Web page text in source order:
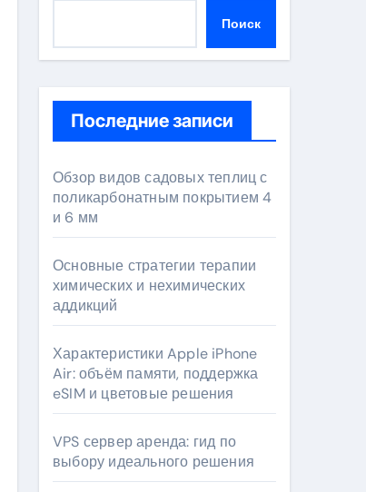
Поиск
Последние записи
Обзор видов садовых теплиц с
поликарбонатным покрытием 4
и 6 мм
Основные стратегии терапии
химических и нехимических
аддикций
Характеристики Apple iPhone
Air: объём памяти, поддержка
eSIM и цветовые решения
VPS сервер аренда: гид по
выбору идеального решения